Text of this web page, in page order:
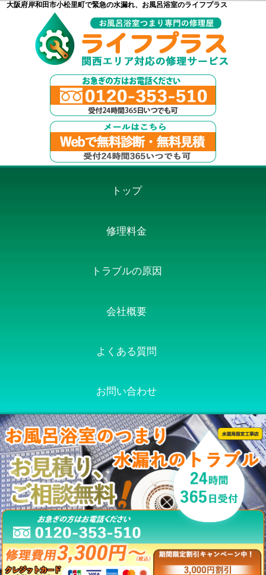
大阪府岸和田市小松里町で緊急の水漏れ、お風呂浴室のライフプラス
トップ
修理料金
トラブルの原因
会社概要
よくある質問
お問い合わせ